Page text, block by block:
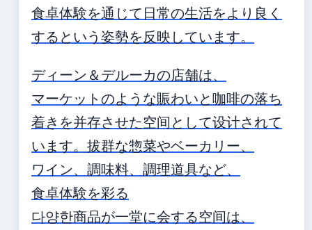
食卓体験を通じて日常の生活をより良く
するという姿勢を反映しています。
ディーン＆デルーカの店舗は、
マーケットのような賑わいと咖啡の落ち
着きを并存させた空间として设计されて
います。拔群な惣菜やベーカリー、
ワイン、調味料、調理道具など、
食卓体験を彩る
다양한商品が一堂に会する空间は、